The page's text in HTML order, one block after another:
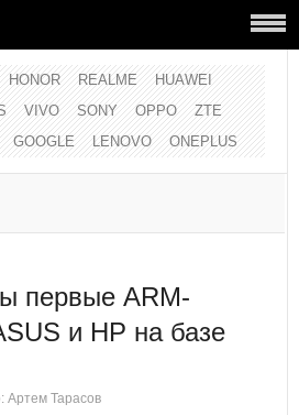
HONOR REALME
HUAWEI
VIVO SONY OPPO
ZTE
GOOGLE LENOVO ONEPLUS
первые ARM-
и HP на базе
Артем Тарасов